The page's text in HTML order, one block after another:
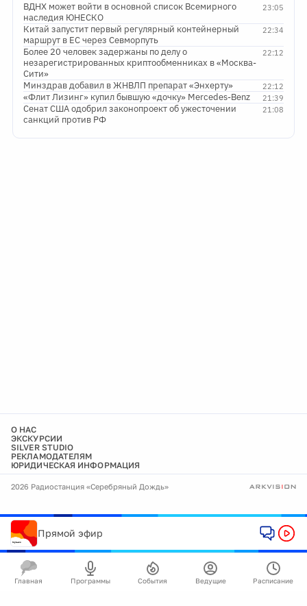
23:05
ВДНХ может войти в основной список Всемирного
наследия ЮНЕСКО
22:34
Китай запустит первый регулярный контейнерный
маршрут в ЕС через Севморпуть
22:12
Более 20 человек задержаны по делу о
незарегистрированных криптообменниках в «Москва-
Сити»
22:12
Минздрав добавил в ЖНВЛП препарат «Энхерту»
21:39
«Флит Лизинг» купил бывшую «дочку» Mercedes-Benz
21:08
Сенат США одобрил законопроект об ужесточении
санкций против РФ
О НАС
ЭКСКУРСИИ
SILVER STUDIO
РЕКЛАМОДАТЕЛЯМ
ЮРИДИЧЕСКАЯ ИНФОРМАЦИЯ
2026 Радиостанция «Серебряный Дождь»
Прямой эфир
Главная Программы События Ведущие Расписание